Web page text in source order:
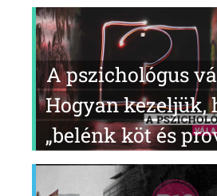
A pszichológus
Hogyan kezeljük,
„belénk köt és